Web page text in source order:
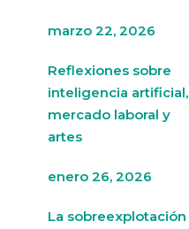
marzo 22, 2026
Reflexiones sobre
inteligencia artificial,
mercado laboral y
artes
enero 26, 2026
La sobreexplotación